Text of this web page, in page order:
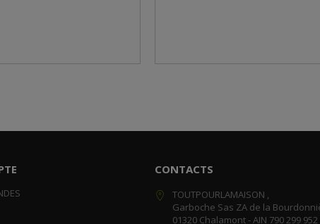
CONTACTS
TOUTPOURLAMAISON ,
Garboche Sas ZA de la
01320 Chalamont - AIN 790 299 952